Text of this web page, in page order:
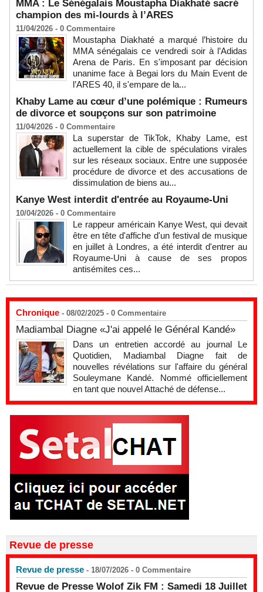
MMA : Le Sénégalais Moustapha Diakhaté sacré
champion des mi-lourds à l’ARES
11/04/2026 - 0 Commentaire
Moustapha Diakhaté a marqué l’histoire du
MMA sénégalais ce vendredi soir à l’Adidas
Arena de Paris. En s'imposant par décision
unanime face à Begai lors du Main Event de
l’ARES 40, il s'empare de la...
Khaby Lame au cœur d’une polémique : Rumeurs
de divorce et soupçons sur son patrimoine
11/04/2026 - 0 Commentaire
La superstar de TikTok, Khaby Lame, est
actuellement la cible de spéculations virales
sur les réseaux sociaux. Entre une supposée
procédure de divorce et des accusations de
dissimulation de biens au...
Kanye West interdit d'entrée au Royaume-Uni
10/04/2026 - 0 Commentaire
Le rappeur américain Kanye West, qui devait
être en tête d'affiche d'un festival de musique
en juillet à Londres, a été interdit d'entrer au
Royaume-Uni à cause de ses propos
antisémites ces...
Chronique - 08/02/2025 - 0 Commentaire
Madiambal Diagne «J'ai appelé le Général Kandé»
Dans un entretien accordé au journal Le
Quotidien, Madiambal Diagne fait de
nouvelles révélations sur l'affaire du général
Souleymane Kandé. Nommé officiellement
en tant que nouvel Attaché de défense...
Revue de presse
Revue de presse - 18/07/2026 - 0 Commentaire
Revue de Presse Wolof Zik FM : Samedi 18 Juillet